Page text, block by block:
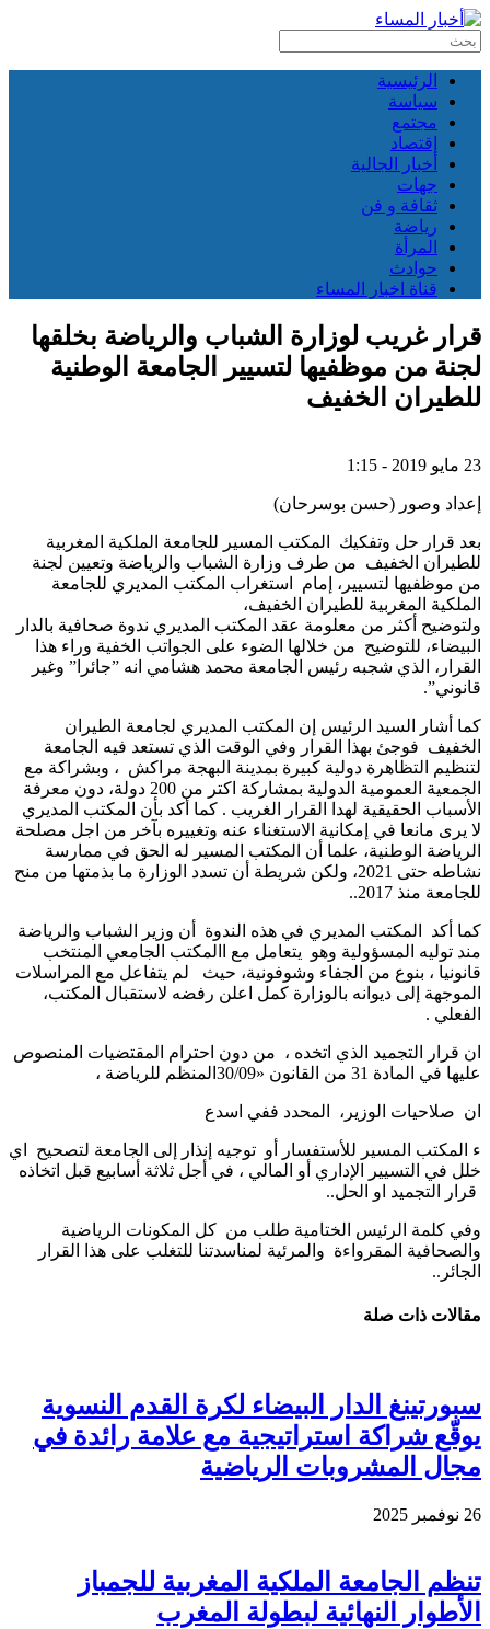
الرئيسية
سياسة
مجتمع
إقتصاد
أخبار الجالية
جهات
ثقافة و فن
رياضة
المرأة
حوادث
قناة اخبار المساء
قرار غريب لوزارة الشباب والرياضة بخلقها
لجنة من موظفيها لتسيير الجامعة الوطنية
للطيران الخفيف
23 مايو 2019 - 1:15
إعداد وصور (حسن بوسرحان)
بعد قرار حل وتفكيك المكتب المسير للجامعة الملكية المغربية
للطيران الخفيف من طرف وزارة الشباب والرياضة وتعيين لجنة
من موظفيها لتسيير، إمام استغراب المكتب المديري للجامعة
الملكية المغربية للطيران الخفيف،
ولتوضيح أكثر من معلومة عقد المكتب المديري ندوة صحافية بالدار
البيضاء، للتوضيح من خلالها الضوء على الجواتب الخفية وراء هذا
القرار، الذي شجبه رئيس الجامعة محمد هشامي انه ”جائرا” وغير
قانوني”.
كما أشار السيد الرئيس إن المكتب المديري لجامعة الطيران
الخفيف فوجئ بهذا القرار وفي الوقت الذي تستعد فيه الجامعة
لتنظيم التظاهرة دولية كبيرة بمدينة البهجة مراكش ، وبشراكة مع
الجمعية العمومية الدولية بمشاركة اكتر من 200 دولة، دون معرفة
الأسباب الحقيقية لهدا القرار الغريب . كما أكد بأن المكتب المديري
لا يرى مانعا في إمكانية الاستغناء عنه وتغييره بآخر من اجل مصلحة
الرياضة الوطنية، علما أن المكتب المسير له الحق في ممارسة
نشاطه حتى 2021، ولكن شريطة أن تسدد الوزارة ما بذمتها من منح
للجامعة منذ 2017..
كما أكد المكتب المديري في هذه الندوة أن وزير الشباب والرياضة
مند توليه المسؤولية وهو يتعامل مع االمكتب الجامعي المنتخب
قانونيا ، بنوع من الجفاء وشوفونية، حيث لم يتفاعل مع المراسلات
الموجهة إلى ديوانه بالوزارة كمل اعلن رفضه لاستقبال المكتب،
الفعلي .
ان قرار التجميد الذي اتخده ، من دون احترام المقتضيات المنصوص
عليها في المادة 31 من القانون «30/09المنظم للرياضة ،
ان صلاحيات الوزير، المحدد ففي اسدع
ء المكتب المسير للأستفسار أو توجيه إنذار إلى الجامعة لتصحيح اي
خلل في التسيير الإداري أو المالي ، في أجل ثلاثة أسابيع قبل اتخاذه
قرار التجميد او الحل..
وفي كلمة الرئيس الختامية طلب من كل المكونات الرياضية
والصحافية المقرواءة والمرئية لمناسدتنا للتغلب على هذا القرار
الجائر..
مقالات ذات صلة
سبورتينغ الدار البيضاء لكرة القدم النسوية
يوقّع شراكة استراتيجية مع علامة رائدة في
مجال المشروبات الرياضية
26 نوفمبر 2025
تنظم الجامعة الملكية المغربية للجمباز
الأطوار النهائية لبطولة المغرب